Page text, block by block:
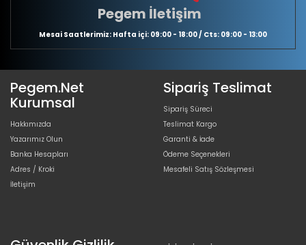
Pegem İletişim
Mesai Saatlerimiz: Hafta içi: 09:00 - 18:00 / Cts: 09:00 - 13:00
Pegem.Net
Kurumsal
Hakkımızda
Yazarımız Olun
Banka Hesapları
Adres / Kroki
İletişim
Sipariş Teslimat
Sipariş Süreci
Teslimat Kargo
Garanti & İade
Ödeme Seçenekleri
Mesafeli Satış Sözleşmesi